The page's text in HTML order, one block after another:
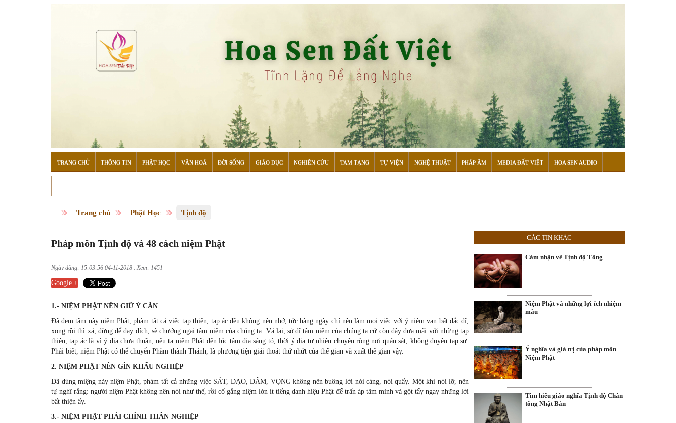
TRANG CHỦ THÔNG TIN PHẬT HỌC VĂN HOÁ ĐỜI SỐNG GIÁO DỤC NGHIÊN CỨU TAM TẠNG TỰ VIỆN NGHỆ THUẬT PHÁP ÂM MEDIA ĐẤT VIỆT HOA SEN AUDIO
Trang chủ Phật Học Tịnh độ
Pháp môn Tịnh độ và 48 cách niệm Phật
Ngày đăng: 15:03:56 04-11-2018 . Xem: 1451
Google +
1.- NIỆM PHẬT NÊN GIỮ Ý CĂN
Ðã đem tâm này niệm Phật, phàm tất cả việc tạp thiện, tạp ác đều không nên nhớ, tức hàng ngày chỉ nên làm mọi việc với ý niệm vạn bất đắc dĩ,
xong rồi thì xả, đừng để day dích, sẽ chướng ngại tâm niệm của chúng ta. Vả lại, sở dĩ tâm niệm của chúng ta cứ còn dây dưa mãi với những tạp
thiện, tạp ác là vì ý địa chưa thuần; nếu ta niệm Phật đến lúc tâm địa sáng tỏ, thời ý địa tự nhiên chuyên ròng nơi quán sát, không duyên tạp sự.
Phải biết, niệm Phật có thể chuyển Phàm thành Thánh, là phương tiện giải thoát thứ nhứt của thế gian và xuất thế gian vậy.
2. NIỆM PHẬT NÊN GÌN KHẨU NGHIỆP
Ðã dùng miệng này niệm Phật, phàm tất cả những việc SÁT, ÐẠO, DÂM, VỌNG không nên buông lời nói càng, nói quấy. Một khi nói lỡ, nên
tự nghĩ rằng: người niệm Phật không nên nói như thế, rồi cố gắng niệm lớn ít tiếng danh hiệu Phật để trấn áp tâm mình và gột tẩy ngay những lời
bất thiện ấy.
3.- NIỆM PHẬT PHẢI CHỈNH THÂN NGHIỆP
CÁC TIN KHÁC
Cảm nhận về Tịnh độ Tông
Niệm Phật và những lợi ích nhiệm
màu
Ý nghĩa và giá trị của pháp môn
Niệm Phật
Tìm hiểu giáo nghĩa Tịnh độ Chân
tông Nhật Bản